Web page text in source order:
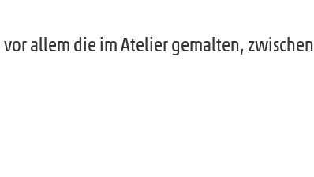
allem die im Atelier gemalten, zwischen